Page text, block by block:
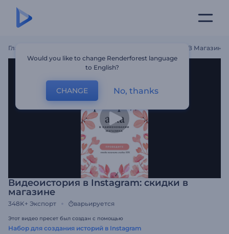
Главная Видеоистория В Instagram: Скидки В ​​магазине
Видеоистория в Instagram: скидки в ​​
магазине
348K+ Экспорт варьируется
Этот видео пресет был создан с помощью
Набор для создания историй в Instagram
Would you like to change Renderforest language
to English?
CHANGE No, thanks